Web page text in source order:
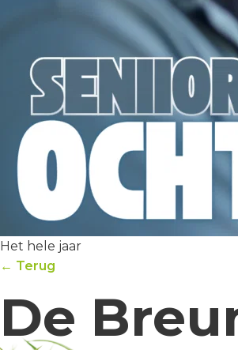
Het hele jaar
← Terug
De